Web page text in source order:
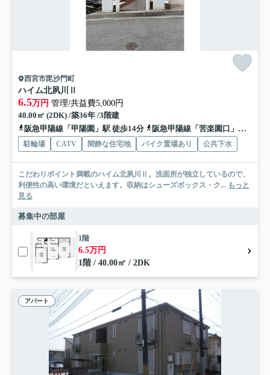
西宮市毘沙門町
ハイム北夙川Ⅱ
6.5万円 管理/共益費5,000円
40.00㎡ (2DK) /築36年 /3階建
阪急甲陽線「甲陽園」駅 徒歩14分
阪急甲陽線「苦楽園口」駅 徒歩17分
駐輪場 CATV 閑静な住宅地 バイク置場あり 公共下水
こだわりポイント満載のハイム北夙川Ⅱ。洗面所が独立しているので、
利便性の高い環境だといえます。収納はシューズボックス・ク... もっと
見る
募集中の部屋
1階
6.5万円
1階 / 40.00㎡ / 2DK
アパート